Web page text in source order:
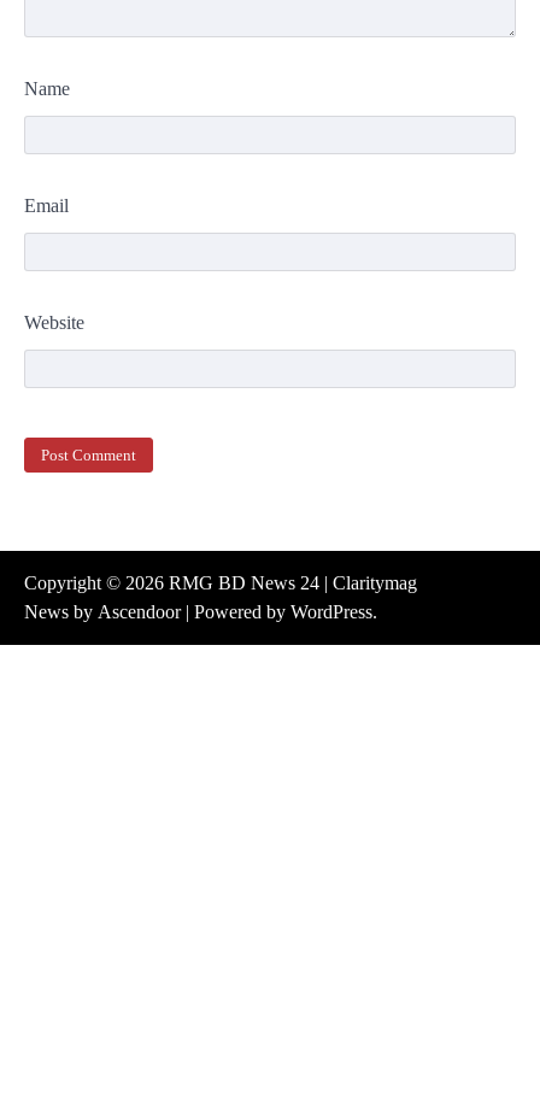
Name
Email
Website
Copyright © 2026 RMG BD News 24 | Claritymag
News by Ascendoor| Powered by WordPress.